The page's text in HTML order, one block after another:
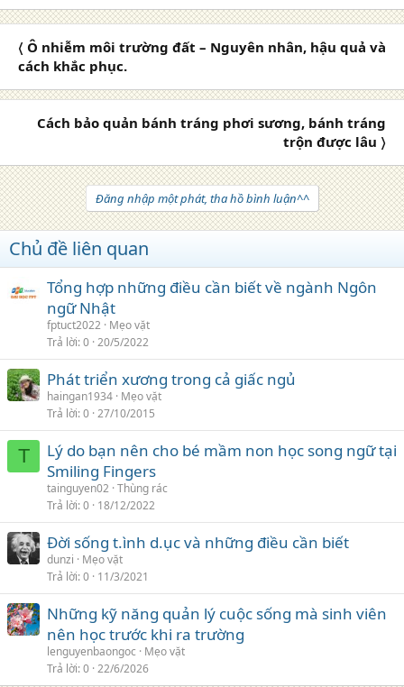
〈 Ô nhiễm môi trường đất – Nguyên nhân, hậu quả và
cách khắc phục.
Cách bảo quản bánh tráng phơi sương, bánh tráng
trộn được lâu 〉
Đăng nhập một phát, tha hồ bình luận^^
Chủ đề liên quan
Tổng hợp những điều cần biết về ngành Ngôn
ngữ Nhật
fptuct2022 Mẹo vặt
Trả lời 0 20/5/2022
Phát triển xương trong cả giấc ngủ
haingan1934 Mẹo vặt
Trả lời 0 27/10/2015
T
Lý do bạn nên cho bé mầm non học song ngữ tại
Smiling Fingers
tainguyen02 Thùng rác
Trả lời 0 18/12/2022
Đời sống t.ình d.ục và những điều cần biết
dunzi
Mẹo vặt
Trả lời 0 11/3/2021
Những kỹ năng quản lý cuộc sống mà sinh viên
nên học trước khi ra trường
lenguyenbaongoc
Mẹo vặt
Trả lời 0 22/6/2026